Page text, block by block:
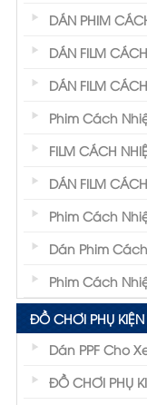
DÁN PHIM
DÁN FILM
DÁN FILM
Phim Cách
FILM CÁCH
DÁN FILM
Phim Cách
Dán Phim
Phim Cách
ĐỒ CHƠI PHỤ KIỆN
Dán PPF Cho
ĐỒ CHƠI PHỤ